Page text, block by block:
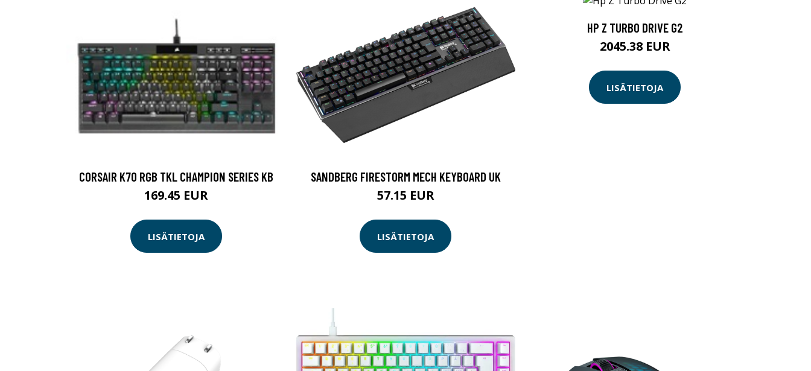
CORSAIR K70 RGB TKL CHAMPION SERIES KB
169.45 EUR
LISÄTIETOJA
SANDBERG FIRESTORM MECH KEYBOARD UK
57.15 EUR
LISÄTIETOJA
HP Z TURBO DRIVE G2
2045.38 EUR
LISÄTIETOJA